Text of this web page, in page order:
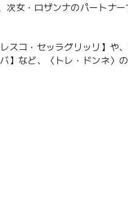
女・ロザンナのパートナ
スコ・セッラグリッリ】や
】など、〈トレ・ドンネ〉